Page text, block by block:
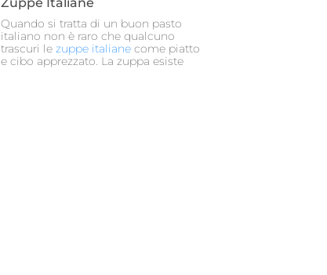
Quando si tratta di un buon pasto
italiano non è raro che qualcuno
trascuri le zuppe italiane come piatto
e cibo apprezzato. La zuppa esiste